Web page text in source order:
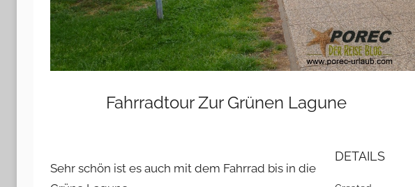
Fahrradtour Zur Grünen Lagune
Sehr schön ist es auch mit dem Fahrrad bis in die
DETAILS